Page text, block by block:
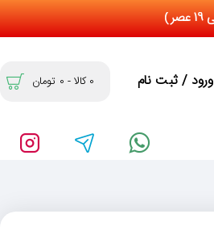
ورود / ثبت نام 0 کالا - 0 تومان